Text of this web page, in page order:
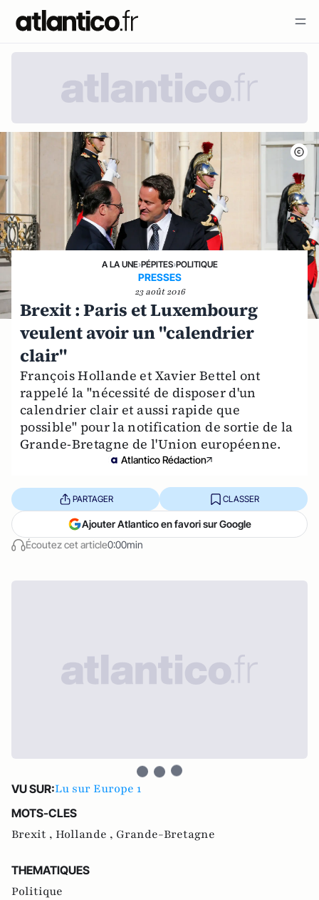
A LA UNE›PÉPITES›POLITIQUE
PRESSES
23 août 2016
Brexit : Paris et Luxembourg
veulent avoir un "calendrier
clair"
François Hollande et Xavier Bettel ont
rappelé la "nécessité de disposer d'un
calendrier clair et aussi rapide que
possible" pour la notification de sortie de la
Grande-Bretagne de l'Union européenne.
Atlantico Rédaction
Écoutez cet article0:00min
PARTAGER CLASSER
Ajouter Atlantico en favori sur Google
VU SUR:Lu sur Europe 1
MOTS-CLES
Brexit , Hollande , Grande-Bretagne
THEMATIQUES
Politique